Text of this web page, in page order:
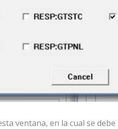
ventana, en la cual se